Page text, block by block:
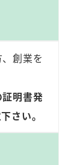
創業を
明書発
さい。